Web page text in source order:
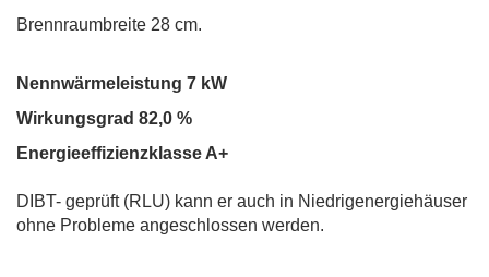
Brennraumbreite 28 cm.
Nennwärmeleistung 7 kW
Wirkungsgrad 82,0 %
Energieeffizienzklasse A+
DIBT- geprüft (RLU) kann er auch in Niedrigenergiehäuser
ohne Probleme angeschlossen werden.